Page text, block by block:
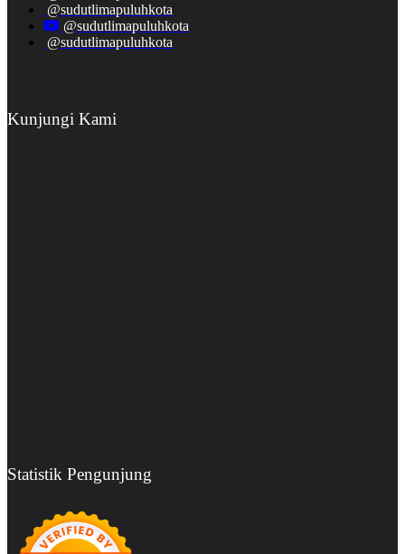
@sudutlimapuluhkota
@sudutlimapuluhkota
@sudutlimapuluhkota
Kunjungi Kami
Statistik Pengunjung